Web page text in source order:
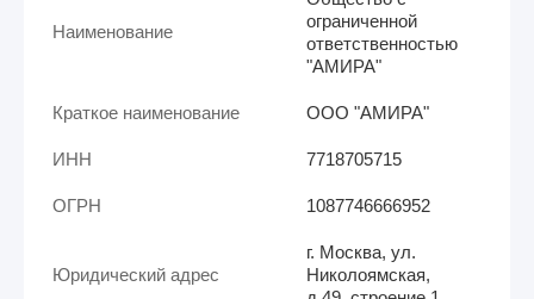
Наименование
ограниченной
ответственностью
"АМИРА"
Краткое наименование ООО "АМИРА"
ИНН 7718705715
ОГРН 1087746666952
Юридический адрес
г. Москва, ул.
Николоямская,